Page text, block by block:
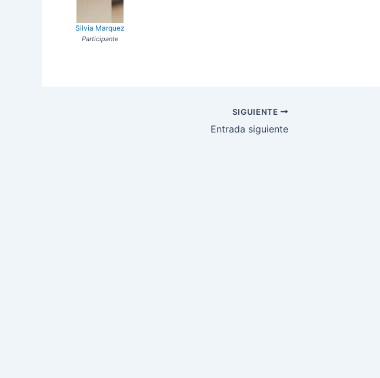
Silvia Marquez
Participante
SIGUIENTE
Entrada siguiente